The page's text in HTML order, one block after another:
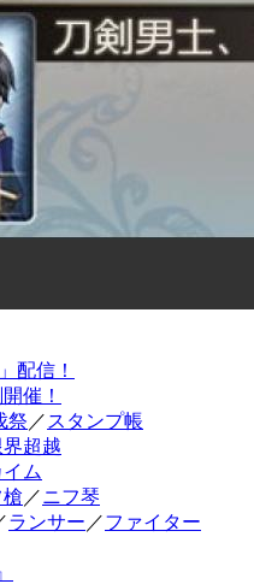
配信！
催！
祭 ／ スタンプ帳
超越
ム
／ニフ琴
ランサー ／ファイター